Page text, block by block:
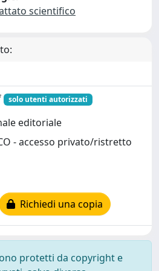
scientifico
solo utenti autorizzati
editoriale
- accesso privato/ristretto
Richiedi una copia
protetti da copyright e